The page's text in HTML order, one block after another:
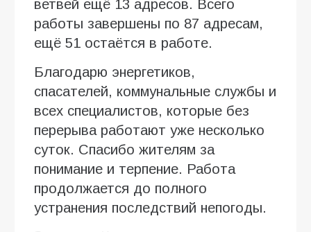
ветвей ещё 13 адресов. Всего
работы завершены по 87 адресам,
ещё 51 остаётся в работе.
Благодарю энергетиков,
спасателей, коммунальные службы и
всех специалистов, которые без
перерыва работают уже несколько
суток. Спасибо жителям за
понимание и терпение. Работа
продолжается до полного
устранения последствий непогоды.